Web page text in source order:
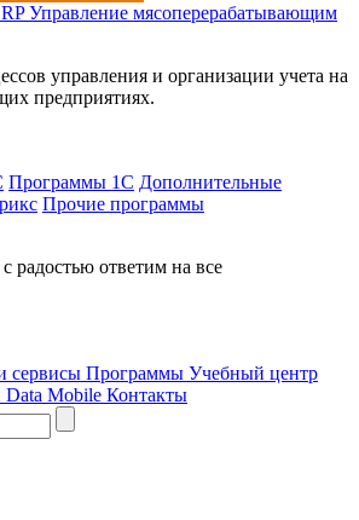
Управление мясоперерабатывающим
управления и организации учета на
предприятиях.
Программы 1С Дополнительные
Прочие программы
радостью ответим на все
сервисы Программы Учебный центр
Data Mobile Контакты